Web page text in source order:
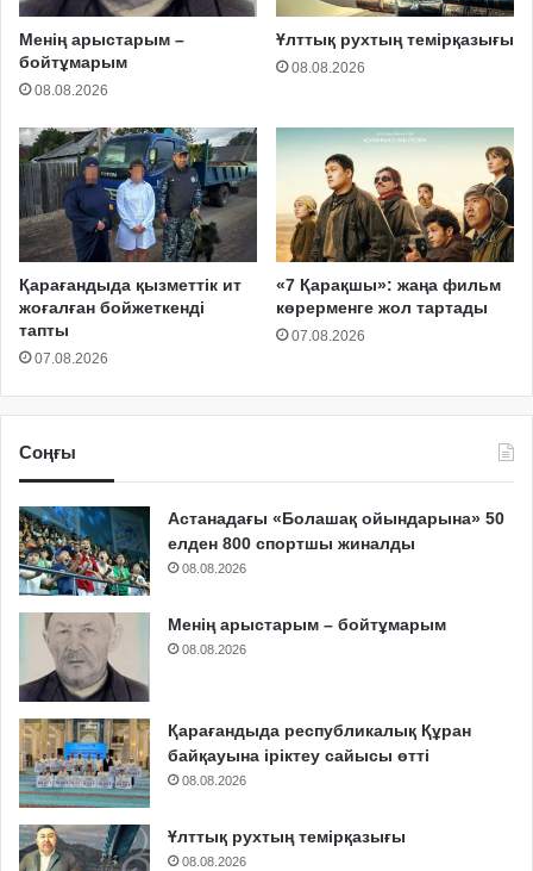
Менің арыстарым –
бойтұмарым
08.08.2026
Ұлттық рухтың темірқазығы
08.08.2026
Қарағандыда қызметтік ит
жоғалған бойжеткенді
тапты
07.08.2026
«7 Қарақшы»: жаңа фильм
көрерменге жол тартады
07.08.2026
Соңғы
Астанадағы «Болашақ ойындарына» 50
елден 800 спортшы жиналды
08.08.2026
Менің арыстарым – бойтұмарым
08.08.2026
Қарағандыда республикалық Құран
байқауына іріктеу сайысы өтті
08.08.2026
Ұлттық рухтың темірқазығы
08.08.2026